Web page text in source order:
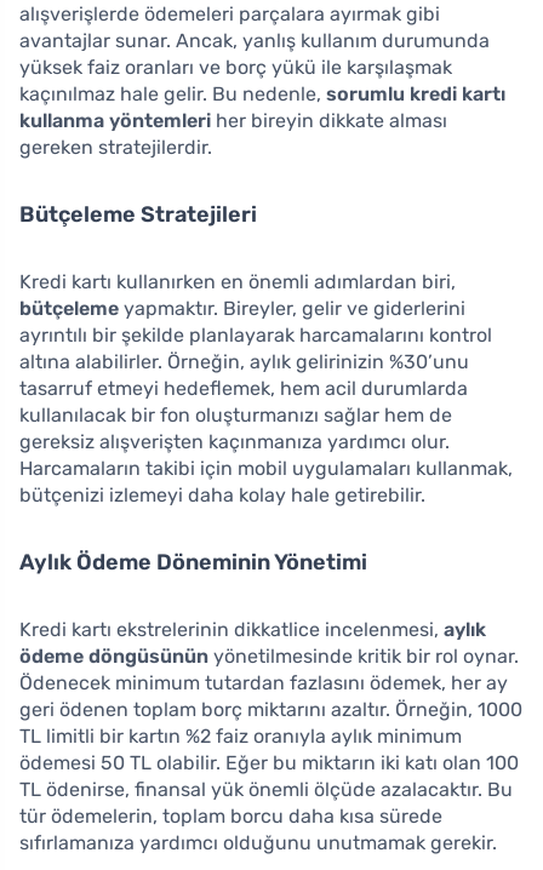
alışverişlerde ödemeleri parçalara ayırmak gibi
avantajlar sunar. Ancak, yanlış kullanım durumunda
yüksek faiz oranları ve borç yükü ile karşılaşmak
kaçınılmaz hale gelir. Bu nedenle, sorumlu kredi kartı
kullanma yöntemleri her bireyin dikkate alması
gereken stratejilerdir.
Bütçeleme Stratejileri
Kredi kartı kullanırken en önemli adımlardan biri,
bütçeleme yapmaktır. Bireyler, gelir ve giderlerini
ayrıntılı bir şekilde planlayarak harcamalarını kontrol
altına alabilirler. Örneğin, aylık gelirinizin %30’unu
tasarruf etmeyi hedeflemek, hem acil durumlarda
kullanılacak bir fon oluşturmanızı sağlar hem de
gereksiz alışverişten kaçınmanıza yardımcı olur.
Harcamaların takibi için mobil uygulamaları kullanmak,
bütçenizi izlemeyi daha kolay hale getirebilir.
Aylık Ödeme Döneminin Yönetimi
Kredi kartı ekstrelerinin dikkatlice incelenmesi, aylık
ödeme döngüsünün yönetilmesinde kritik bir rol oynar.
Ödenecek minimum tutardan fazlasını ödemek, her ay
geri ödenen toplam borç miktarını azaltır. Örneğin, 1000
TL limitli bir kartın %2 faiz oranıyla aylık minimum
ödemesi 50 TL olabilir. Eğer bu miktarın iki katı olan 100
TL ödenirse, finansal yük önemli ölçüde azalacaktır. Bu
tür ödemelerin, toplam borcu daha kısa sürede
sıfırlamanıza yardımcı olduğunu unutmamak gerekir.